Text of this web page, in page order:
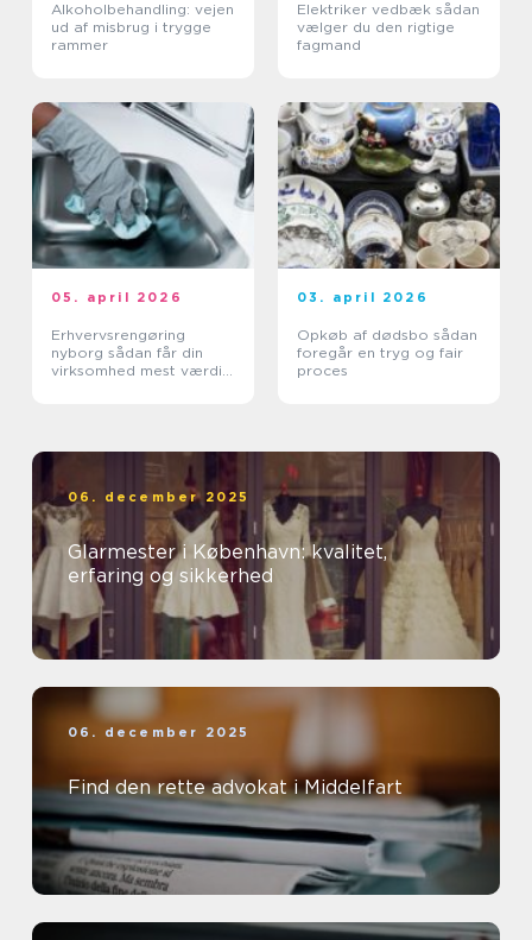
Alkoholbehandling: vejen
ud af misbrug i trygge
rammer
Elektriker vedbæk sådan
vælger du den rigtige
fagmand
05. april 2026
Erhvervsrengøring
nyborg sådan får din
virksomhed mest værdi
03. april 2026
Opkøb af dødsbo sådan
foregår en tryg og fair
proces
06. december 2025
Glarmester i København: kvalitet,
erfaring og sikkerhed
06. december 2025
Find den rette advokat i Middelfart